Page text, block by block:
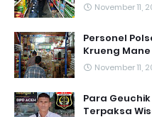
November 11,
Personel
Krueng Mane
November 11,
Para
Terpaksa